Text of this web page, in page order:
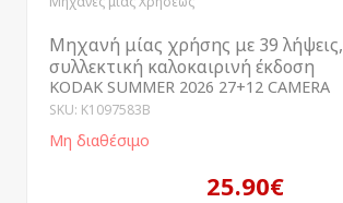
Μηχανή μίας χρήσης με 39 λήψεις,
συλλεκτική καλοκαιρινή έκδοση
KODAK SUMMER 2026 27+12 CAMERA
SKU: K1097583B
Μη διαθέσιμο
25.90€